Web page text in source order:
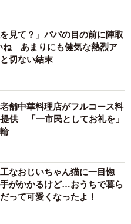
を見て？」パパの目の前に陣取
ね あまりにも健気な熱烈ア
切ない結末
舗中華料理店がフルコース料
供 「一市民としてお礼を」
なおじいちゃん猫に一目惚
がかかるけど…おうちで暮ら
って可愛くなったよ！